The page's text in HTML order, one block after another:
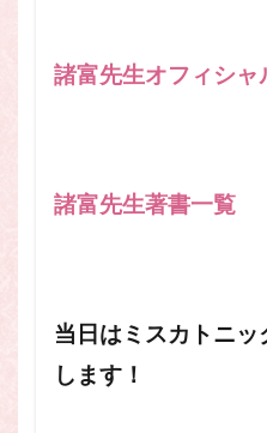
諸富先生オフィシャ
諸富先生著書一覧
当日はミスカトニ
します！